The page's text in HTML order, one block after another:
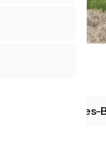
Thonon-les-